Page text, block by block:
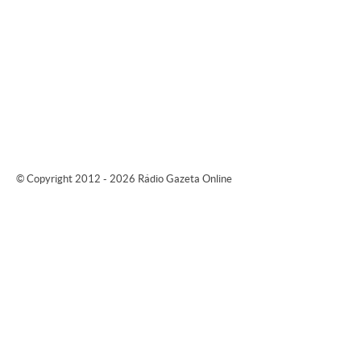
© Copyright 2012 - 2026 Rádio Gazeta Online